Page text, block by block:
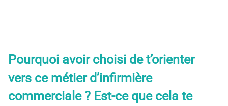
Pourquoi avoir choisi de t’orienter
vers ce métier d’infirmière
commerciale ? Est-ce que cela te